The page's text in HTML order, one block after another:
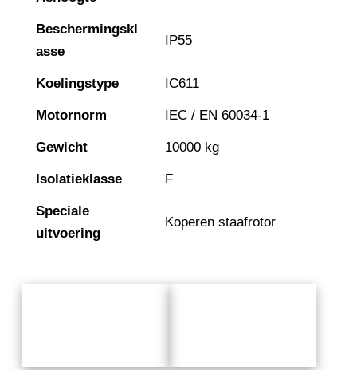
Beschermingskl
asse
IP55
Koelingstype IC611
Motornorm IEC / EN 60034-1
Gewicht 10000 kg
Isolatieklasse F
Speciale
uitvoering
Koperen staafrotor